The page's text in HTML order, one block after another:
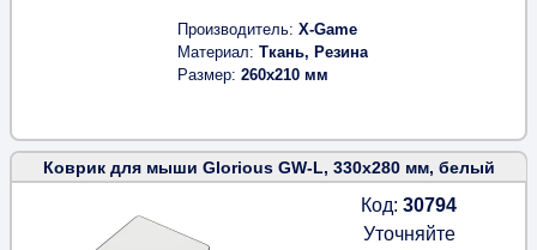
Производитель X-Game
Материал Ткань, Резина
Размер 260x210 мм
Коврик для мыши Glorious GW-L, 330x280 мм, белый
Код:30794
Уточняйте